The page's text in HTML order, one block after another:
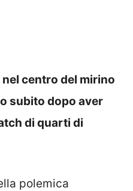
centro del mirino
subito dopo aver
di quarti di
polemica